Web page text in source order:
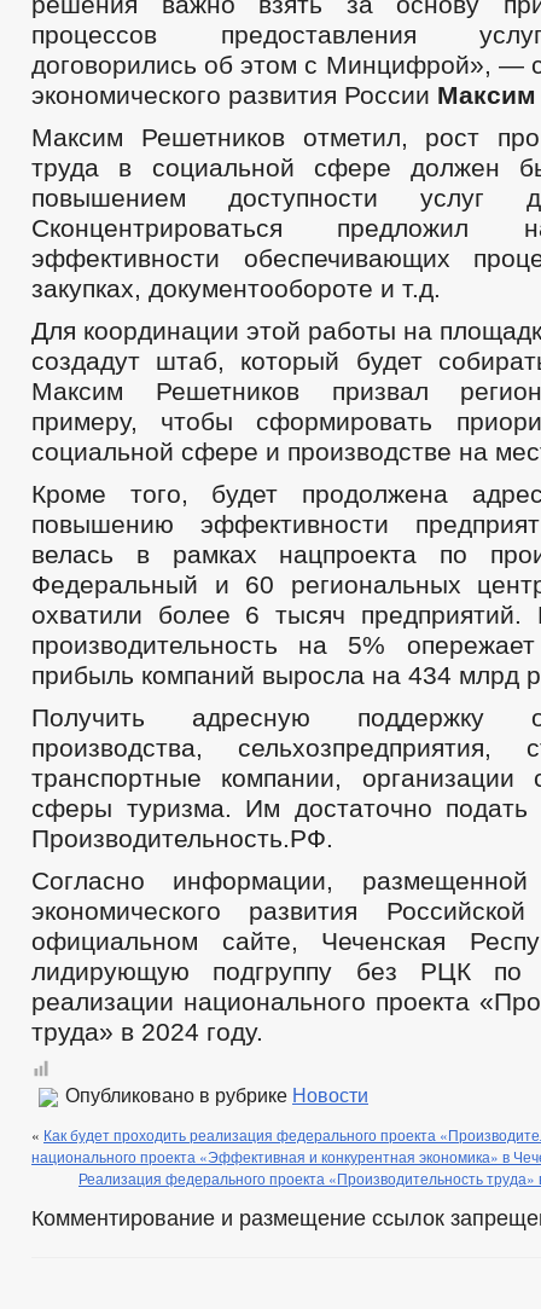
процессов предоставления
договорились об этом с Минцифрой», —
экономического развития России Максим
Максим Решетников отметил, рост
труда в социальной сфере должен
повышением доступности услуг
Сконцентрироваться предложил
эффективности обеспечивающих
закупках, документообороте и т.д.
Для координации этой работы на
создадут штаб, который будет
Максим Решетников призвал
примеру, чтобы сформировать
социальной сфере и производстве на
Кроме того, будет продолжена
повышению эффективности
велась в рамках нацпроекта по
Федеральный и 60 региональных
охватили более 6 тысяч предприятий.
производительность на 5%
прибыль компаний выросла на 434 млрд
Получить адресную поддержку
производства, сельхозпредприятия,
транспортные компании,
сферы туризма. Им достаточно подать
Производительность.РФ.
Согласно информации, размещенной
экономического развития
официальном сайте, Чеченская
лидирующую подгруппу без РЦК по
реализации национального проекта
труда» в 2024 году.
Опубликовано в рубрике Новости
« Как будет проходить реализация федерального проекта
национального проекта «Эффективная и конкурентная экономика» в
Реализация федерального проекта «Производительность
Комментирование и размещение ссылок